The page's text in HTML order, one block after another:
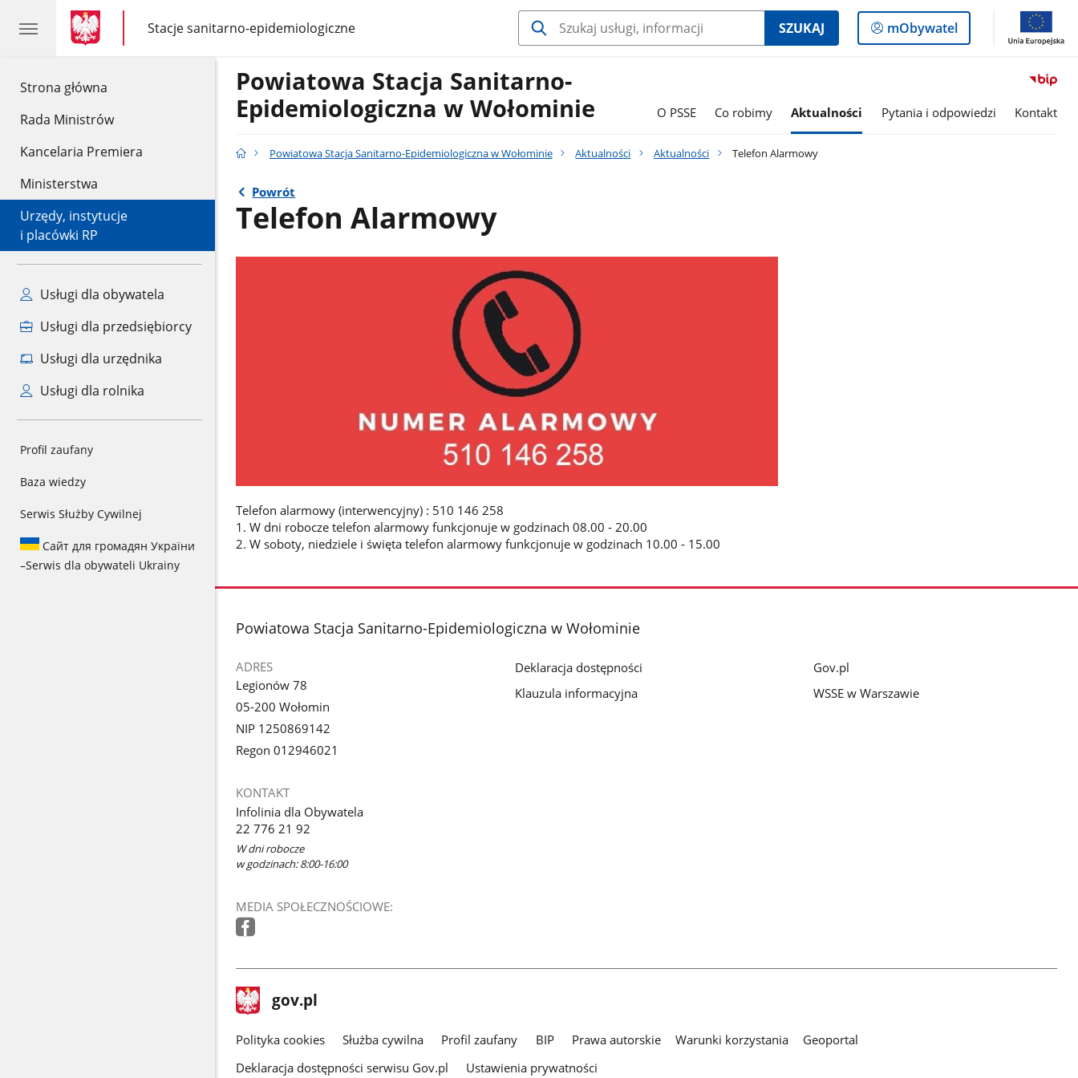
Strona główna
Rada Ministrów
Kancelaria Premiera
Ministerstwa
Urzędy, instytucje
i placówki RP
Usługi dla obywatela
Usługi dla przedsiębiorcy
Usługi dla urzędnika
Usługi dla rolnika
Profil zaufany
Baza wiedzy
Serwis Służby Cywilnej
Сайт для громадян України
–Serwis dla obywateli Ukrainy
gov.pl
gov.pl
Stacje sanitarno-epidemiologiczne
gov.pl
Stacje
sanitarno-
epidemiologiczne
SZUKAJ
Logowanie
do
mObywatel
Powiatowa Stacja Sanitarno-
Epidemiologiczna w Wołominie
O PSSE Co robimy Aktualności Pytania i odpowiedzi Kontakt
Powiatowa Stacja Sanitarno-Epidemiologiczna w Wołominie Aktualności Aktualności Telefon Alarmowy
Powrót
Telefon Alarmowy
Telefon alarmowy (interwencyjny) : 510 146 258
1. W dni robocze telefon alarmowy funkcjonuje w godzinach 08.00 - 20.00
2. W soboty, niedziele i święta telefon alarmowy funkcjonuje w godzinach 10.00 - 15.00
stopka
Powiatowa Stacja Sanitarno-Epidemiologiczna w Wołominie
ADRES
Legionów 78
05-200 Wołomin
NIP 1250869142
Regon 012946021
KONTAKT
Infolinia dla Obywatela
22 776 21 92
W dni robocze
w godzinach: 8:00-16:00
MEDIA SPOŁECZNOŚCIOWE:
Deklaracja dostępności
Klauzula informacyjna
Gov.pl
WSSE w Warszawie
stopka
gov.pl Strona
gov.pl
gov.pl
Polityka cookies Służba cywilna Profil zaufany BIP Prawa autorskie Warunki korzystania
Geoportal
Deklaracja dostępności serwisu Gov.pl
Ustawienia prywatności